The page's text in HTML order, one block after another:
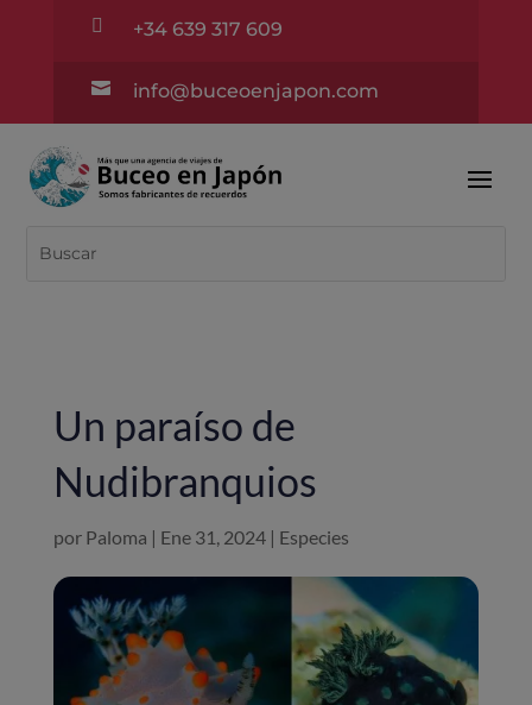
 +34 639 317 609
 info@buceoenjapon.com
Un paraíso de
Nudibranquios
por Paloma | Ene 31, 2024| Especies